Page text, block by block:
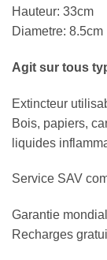
Hauteur: 33cm
Diametre: 8.5cm
Agit sur tous
Extincteur
Bois, papiers,
liquides
Service SAV
Garantie
Recharges